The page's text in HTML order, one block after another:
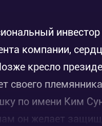
компании,
кресло
своего
по имени Ким
он желает